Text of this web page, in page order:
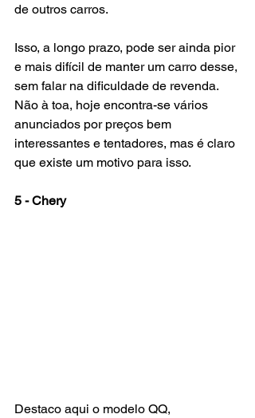
de outros carros.
Isso, a longo prazo, pode ser ainda pior
e mais difícil de manter um carro desse,
sem falar na dificuldade de revenda.
Não à toa, hoje encontra-se vários
anunciados por preços bem
interessantes e tentadores, mas é claro
que existe um motivo para isso.
5 - Chery
Destaco aqui o modelo QQ,